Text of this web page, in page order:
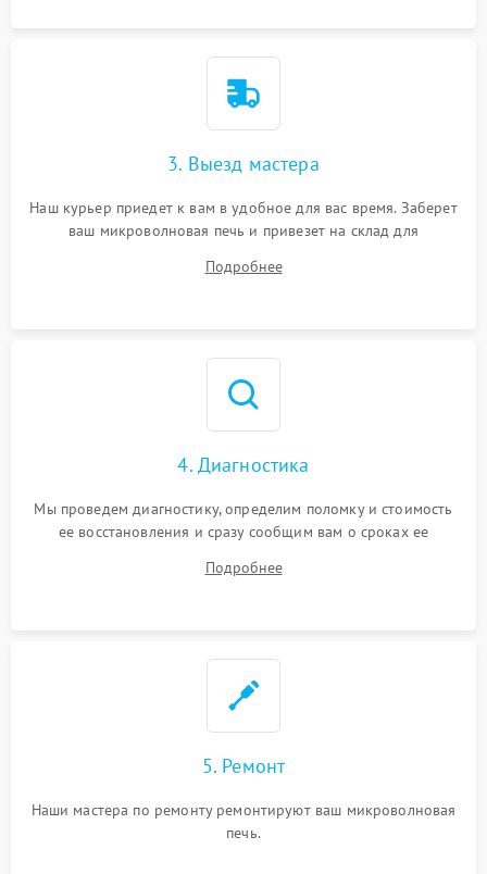
3. Выезд мастера
Наш курьер приедет к вам в удобное для вас время. Заберет
ваш микроволновая печь и привезет на склад для
Подробнее
4. Диагностика
Мы проведем диагностику, определим поломку и стоимость
ее восстановления и сразу сообщим вам о сроках ее
Подробнее
5. Ремонт
Наши мастера по ремонту ремонтируют ваш микроволновая
печь.